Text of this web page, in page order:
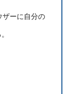
ザーに自分の